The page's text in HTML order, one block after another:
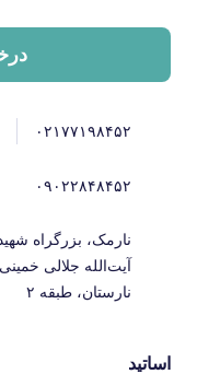
۰۲۱۷۷۱۹۸۴۵۲
۰۹۰۲۲۸۴۸۴۵۲
نارمک، بزرگراه
نارستان، طبقه ۲
اساتید